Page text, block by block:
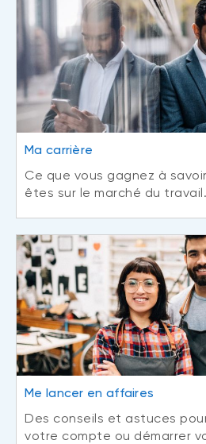
Ma carrière
Ce que vous gagnez à
êtes sur le marché du travail.
Me lancer en affaires
Des conseils et astuces
votre compte ou démarrer